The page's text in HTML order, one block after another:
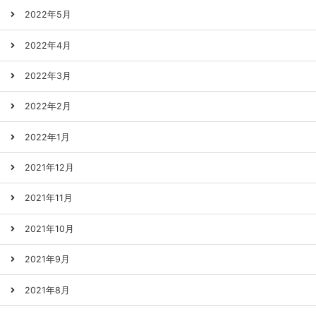
2022年5月
2022年4月
2022年3月
2022年2月
2022年1月
2021年12月
2021年11月
2021年10月
2021年9月
2021年8月